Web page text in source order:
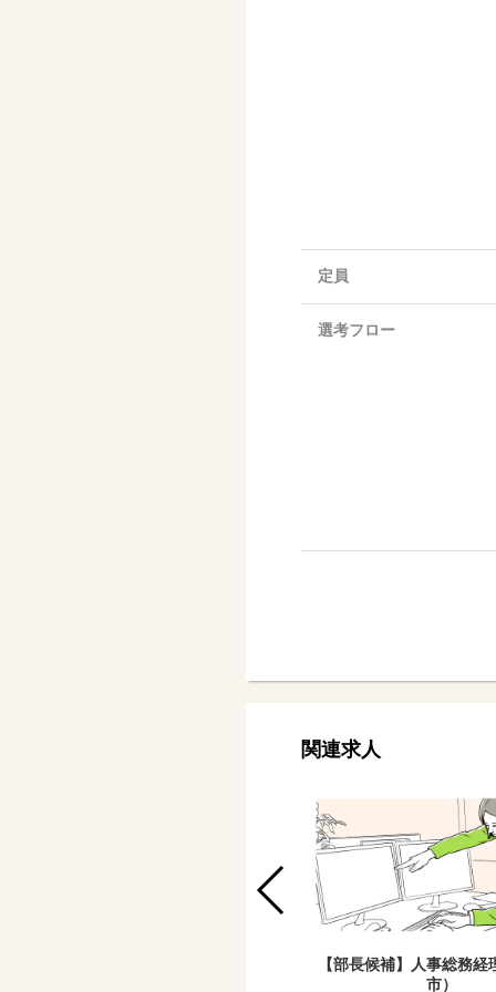
定員
選考フロー
関連求人
【部長候補】人事総務経
市）